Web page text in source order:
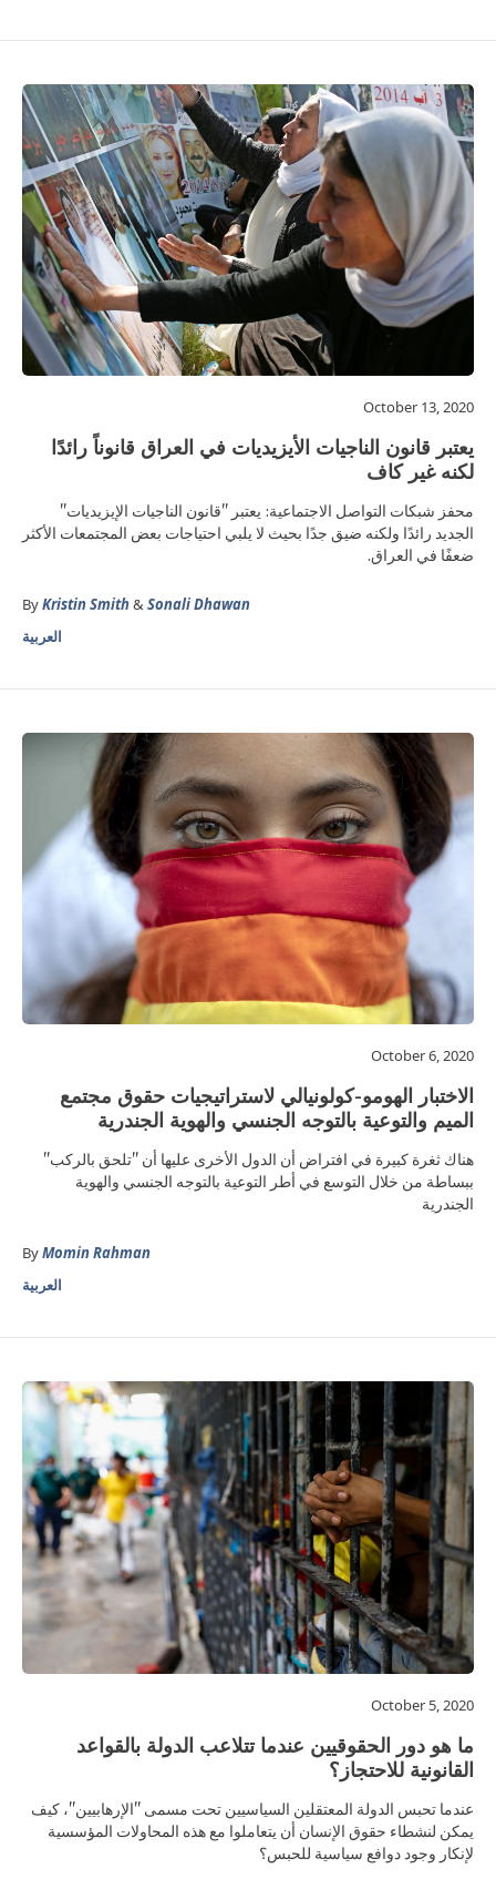
October 13, 2020
يعتبر قانون الناجيات الأيزيديات في العراق قانوناً رائدًا
لكنه غير كاف
محفز شبكات التواصل الاجتماعية: يعتبر "قانون الناجيات الإيزيديات"
الجديد رائدًا ولكنه ضيق جدًا بحيث لا يلبي احتياجات بعض المجتمعات الأكثر
ضعفًا في العراق.
ByKristin Smith&Sonali Dhawan
العربية
October 6, 2020
الاختبار الهومو-كولونيالي لاستراتيجيات حقوق مجتمع
الميم والتوعية بالتوجه الجنسي والهوية الجندرية
هناك ثغرة كبيرة في افتراض أن الدول الأخرى عليها أن "تلحق بالركب"
ببساطة من خلال التوسع في أطر التوعية بالتوجه الجنسي والهوية
الجندرية
ByMomin Rahman
العربية
October 5, 2020
ما هو دور الحقوقيين عندما تتلاعب الدولة بالقواعد
القانونية للاحتجاز؟
عندما تحبس الدولة المعتقلين السياسيين تحت مسمى "الإرهابيين"، كيف
يمكن لنشطاء حقوق الإنسان أن يتعاملوا مع هذه المحاولات المؤسسية
لإنكار وجود دوافع سياسية للحبس؟